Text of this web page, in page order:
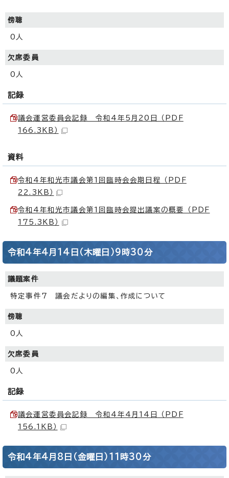
傍聴
0人
欠席委員
0人
記録
議会運営委員会記録 令和4年5月20日 （PDF
166.3KB）
資料
令和4年和光市議会第1回臨時会会期日程 （PDF
22.3KB）
令和4年和光市議会第1回臨時会提出議案の概要 （PDF
175.3KB）
令和4年4月14日（木曜日）9時30分
議題案件
特定事件7 議会だよりの編集、作成について
傍聴
0人
欠席委員
0人
記録
議会運営委員会記録 令和4年4月14日 （PDF
156.1KB）
令和4年4月8日（金曜日）11時30分